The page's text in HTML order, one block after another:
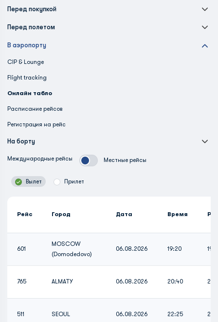
Перед покупкой
Перед полетом
В аэропорту
CIP & Lounge
Flight tracking
Онлайн табло
Расписание рейсов
Регистрация на рейс
На борту
Международные рейсы Местные рейсы
Вылет Прилет
Рейс Город Дата Время
601
MOSCOW
(Domodedovo)
06.08.2026 19:20
765 ALMATY 06.08.2026 20:40
511 SEOUL 06.08.2026 22:25